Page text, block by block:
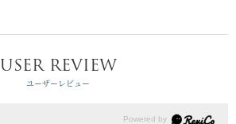
USER REVIEW
ユーザーレビュー